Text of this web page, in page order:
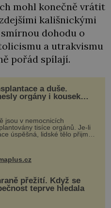
mohl konečně vrátit
kališnickými
dohodu o
a utrakvismu
pořád spílají.
a duše.
orgány i kousek
jsou v nemocnicích
tisíce orgánů. Je-li
úspěšná, lidské tělo přijme
přežití. Když se
teprve hledala